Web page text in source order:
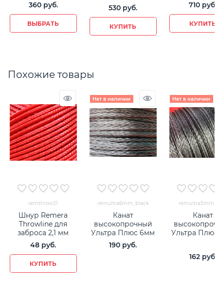
360 руб.
ВЫБРАТЬ
530 руб.
КУПИТЬ
710 руб.
КУПИТЬ
Похожие товары
remthrow21
Шнур Remera
Throwline для
заброса 2,1 мм
48 руб.
КУПИТЬ
Нет в наличии
remultra6mm_black
Канат
высокопрочный
Ультра Плюс 6мм
190 руб.
Нет в наличии
Канат
Ультра
162 руб.